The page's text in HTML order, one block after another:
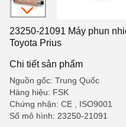
23250-21091 Máy phun
Toyota Prius
Chi tiết sản phẩm
Nguồn gốc: Trung Quốc
Hàng hiệu: FSK
Chứng nhận: CE , ISO9001
Số mô hình: 23250-21091